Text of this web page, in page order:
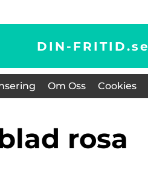
DIN-FRITID.se
Om Oss Cookies
rosa